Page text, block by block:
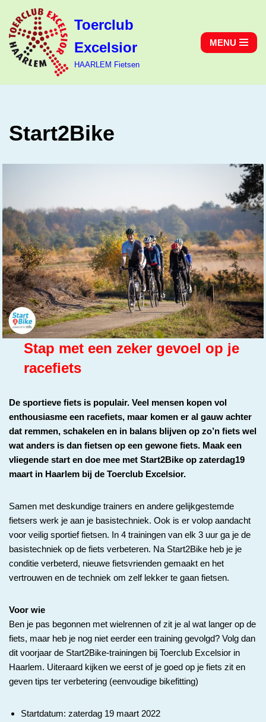
Ga
naar
de
Toerclub
Excelsior
HAARLEM Fietsen
MENU
Start2Bike
Stap met een zeker gevoel op je
racefiets
De sportieve fiets is populair. Veel mensen kopen vol
enthousiasme een racefiets, maar komen er al gauw achter
dat remmen, schakelen en in balans blijven op zo’n fiets wel
wat anders is dan fietsen op een gewone fiets. Maak een
vliegende start en doe mee met Start2Bike op zaterdag19
maart in Haarlem bij de Toerclub Excelsior.
Samen met deskundige trainers en andere gelijkgestemde
fietsers werk je aan je basistechniek. Ook is er volop aandacht
voor veilig sportief fietsen. In 4 trainingen van elk 3 uur ga je de
basistechniek op de fiets verbeteren. Na Start2Bike heb je je
conditie verbeterd, nieuwe fietsvrienden gemaakt en het
vertrouwen en de techniek om zelf lekker te gaan fietsen.
Voor wie
Ben je pas begonnen met wielrennen of zit je al wat langer op de
fiets, maar heb je nog niet eerder een training gevolgd? Volg dan
dit voorjaar de Start2Bike-trainingen bij Toerclub Excelsior in
Haarlem. Uiteraard kijken we eerst of je goed op je fiets zit en
geven tips ter verbetering (eenvoudige bikefitting)
Startdatum: zaterdag 19 maart 2022